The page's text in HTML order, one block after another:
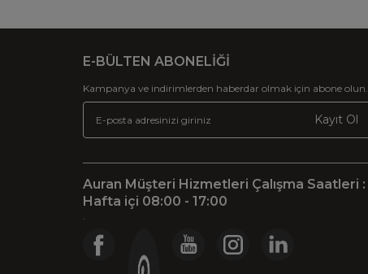
E-BÜLTEN ABONELİĞİ
Kampanya ve indirimlerden haberdar olmak için abone olun.
Kayıt Ol
Auran Müşteri Hizmetleri Çalışma Saatleri :
Hafta içi 08:00 - 17:00